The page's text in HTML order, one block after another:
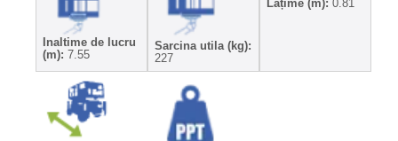
Inaltime de lucru
(m): 7.55
Sarcina utila (kg):
227
Lățime (m): 0.81